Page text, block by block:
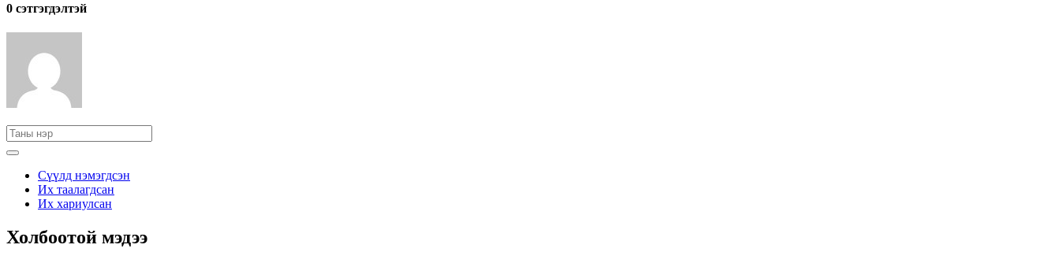
0 cэтгэгдэлтэй
Сүүлд нэмэгдсэн
Их таалагдсан
Их хариулсан
Холбоотой мэдээ